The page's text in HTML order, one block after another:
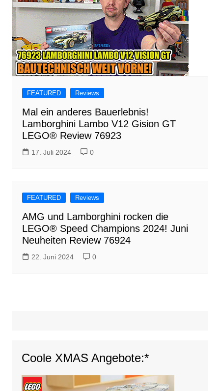
FEATURED Reviews
Mal ein anderes Bauerlebnis!
Lamborghini Lambo V12 Gision GT
LEGO® Review 76923
17. Juli 2024 0
FEATURED Reviews
AMG und Lamborghini rocken die
LEGO® Speed Champions 2024! Juni
Neuheiten Review 76924
22. Juni 2024 0
Coole XMAS Angebote:*